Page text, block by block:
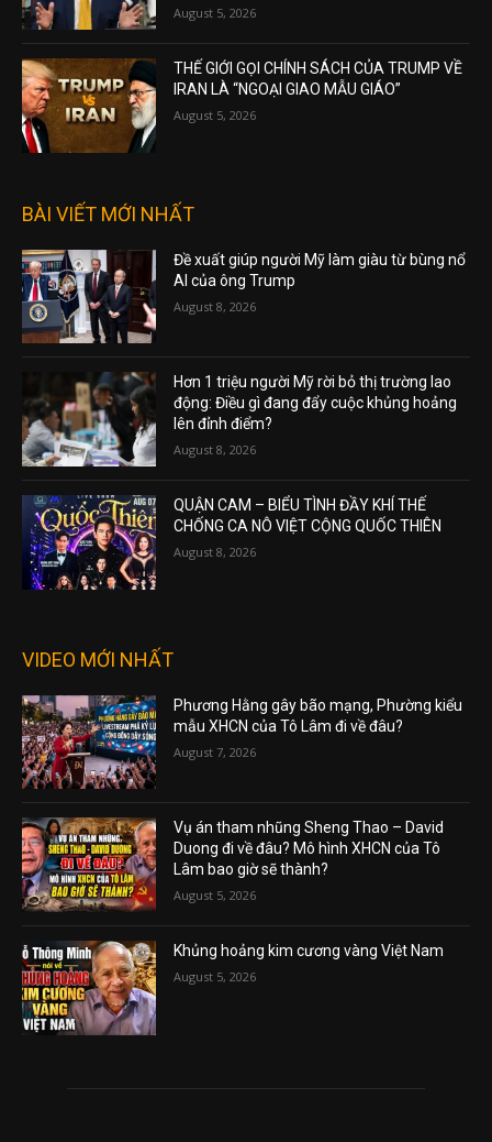
August 5, 2026
THẾ GIỚI GỌI CHÍNH SÁCH CỦA TRUMP VỀ
IRAN LÀ “NGOẠI GIAO MẪU GIÁO”
August 5, 2026
BÀI VIẾT MỚI NHẤT
Đề xuất giúp người Mỹ làm giàu từ bùng nổ
AI của ông Trump
August 8, 2026
Hơn 1 triệu người Mỹ rời bỏ thị trường lao
động: Điều gì đang đẩy cuộc khủng hoảng
lên đỉnh điểm?
August 8, 2026
QUẬN CAM – BIỂU TÌNH ĐẦY KHÍ THẾ
CHỐNG CA NÔ VIỆT CỘNG QUỐC THIÊN
August 8, 2026
VIDEO MỚI NHẤT
Phương Hằng gây bão mạng, Phường kiểu
mẫu XHCN của Tô Lâm đi về đâu?
August 7, 2026
Vụ án tham nhũng Sheng Thao – David
Duong đi về đâu? Mô hình XHCN của Tô
Lâm bao giờ sẽ thành?
August 5, 2026
Khủng hoảng kim cương vàng Việt Nam
August 5, 2026